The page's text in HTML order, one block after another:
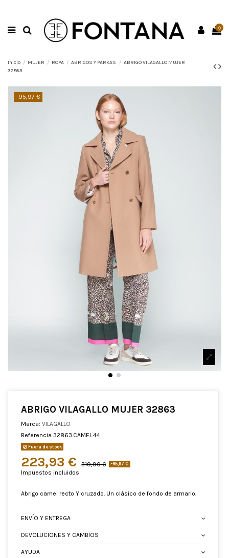
0
Inicio MUJER ROPA ABRIGOS Y PARKAS
ABRIGO VILAGALLO MUJER
32863
-95,97 €
ABRIGO VILAGALLO MUJER 32863
Marca: VILAGALLO
Referencia 32863.CAMEL.44
Fuera de stock
223,93 € 319,90 € -95,97 €
Impuestos incluidos
Abrigo camel recto Y cruzado. Un clásico de fondo de armario.
ENVÍO Y ENTREGA
DEVOLUCIONES Y CAMBIOS
AYUDA